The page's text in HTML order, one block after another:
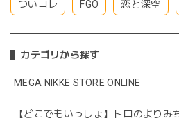
ついコレ FGO 恋と深空
カテゴリから探す
MEGA NIKKE STORE ONLINE
【どこでもいっしょ】トロのより